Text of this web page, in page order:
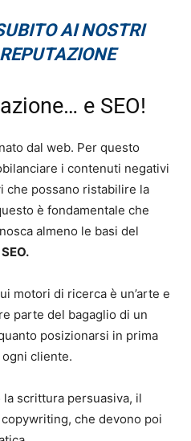
AI NOSTRI
e SEO!
dal web. Per questo
i contenuti negativi
che possano ristabilire la
è fondamentale che
almeno le basi del
motori di ricerca è un’arte e
parte del bagaglio di un
posizionarsi in prima
cliente.
scrittura persuasiva, il
che devono poi